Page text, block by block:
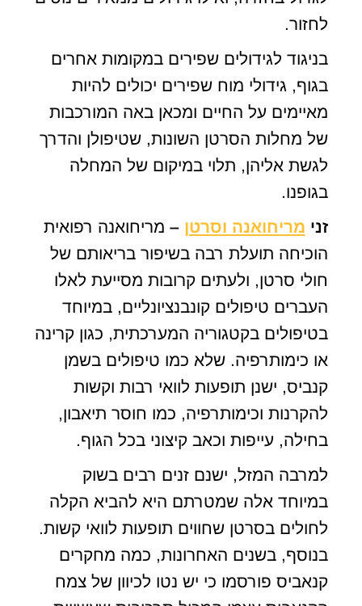
לחזור.
בניגוד לגידולים שפירים במקומות אחרים
בגוף, גידולי מוח שפירים יכולים להיות
מאיימים על החיים ומכאן באה המורכבות
של מחלות הסרטן השונות, שטיפולן והדרך
לגשת אליהן, תלוי במיקום של המחלה
בגופנו.
זני מריחואנה וסרטן – מריחואנה רפואית
הוכיחה תועלת רבה בשיפור בריאותם של
חולי סרטן, ולעתים קרובות מסייעת לאלו
העברים טיפולים קונבנציונליים, במיוחד
בטיפולים בקטגוריה המערכתית, כגון קרינה
או כימותרפיה. שלא כמו טיפולים בשמן
קנביס, ישנן תופעות לוואי רבות וקשות
להקרנות וכימותרפיה, כמו חוסר תיאבון,
בחילה, עייפות וכאב קיצוני בכל הגוף.
למרבה המזל, ישנם זנים רבים בשוק
במיוחד אלה שמטרתם היא להביא הקלה
לחולים בסרטן שחווים תופעות לוואי קשות.
בנוסף, בשנים האחרונות, כמה מחקרים
קנאביס פורסמו כי יש נטו לכיוון של צמח